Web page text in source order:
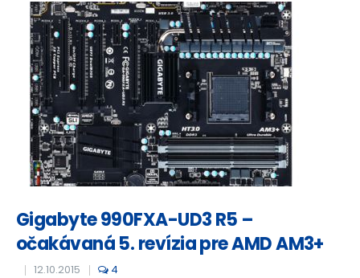
Gigabyte 990FXA-UD3 R5 –
očakávaná 5. revízia pre AMD AM3+
12.10.2015 4